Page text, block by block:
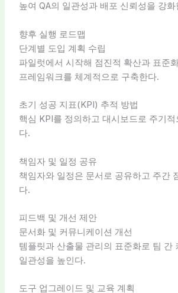
높여 QA의 일관성과 배포 신뢰성을 강화
향후 실행 로드맵
단계별 도입 계획 수립
파일럿에서 시작해 점진적 확산과 표준
프레임워크를 체계적으로 구축한다.
초기 성공 지표(KPI) 추적 방법
핵심 KPI를 정의하고 대시보드로 주기
다.
책임자 및 일정 공유
책임자와 일정은 문서로 공유하고 주간
다.
피드백 및 개선 제안
문서화 및 커뮤니케이션 개선
템플릿과 산출물 관리의 표준화로 팀 간
일관성을 높인다.
도구 업그레이드 및 교육 계획